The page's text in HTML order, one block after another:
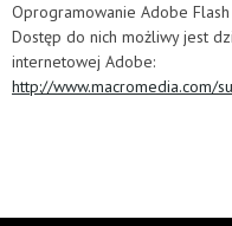
Oprogramowanie Adobe
Dostęp do nich możliwy jest
internetowej Adobe:
http://www.macromedia.com/